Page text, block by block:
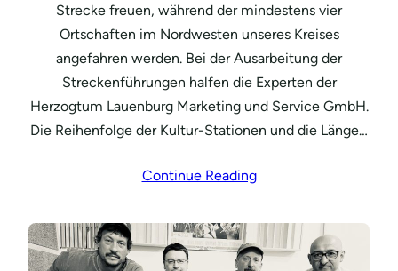
Strecke freuen, während der mindestens vier
Ortschaften im Nordwesten unseres Kreises
angefahren werden. Bei der Ausarbeitung der
Streckenführungen halfen die Experten der
Herzogtum Lauenburg Marketing und Service GmbH.
Die Reihenfolge der Kultur-Stationen und die Länge…
Continue Reading